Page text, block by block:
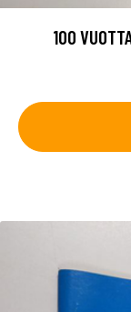
100